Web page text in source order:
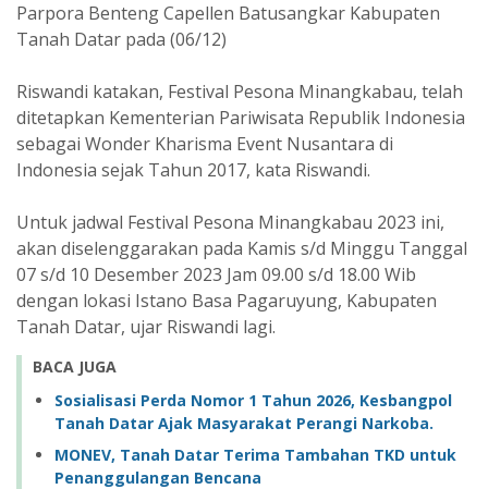
Parpora Benteng Capellen Batusangkar Kabupaten
Tanah Datar pada (06/12)
Riswandi katakan, Festival Pesona Minangkabau, telah
ditetapkan Kementerian Pariwisata Republik Indonesia
sebagai Wonder Kharisma Event Nusantara di
Indonesia sejak Tahun 2017, kata Riswandi.
Untuk jadwal Festival Pesona Minangkabau 2023 ini,
akan diselenggarakan pada Kamis s/d Minggu Tanggal
07 s/d 10 Desember 2023 Jam 09.00 s/d 18.00 Wib
dengan lokasi Istano Basa Pagaruyung, Kabupaten
Tanah Datar, ujar Riswandi lagi.
BACA JUGA
Sosialisasi Perda Nomor 1 Tahun 2026, Kesbangpol
Tanah Datar Ajak Masyarakat Perangi Narkoba.
MONEV, Tanah Datar Terima Tambahan TKD untuk
Penanggulangan Bencana